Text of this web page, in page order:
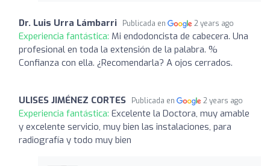
Dr. Luis Urra Lámbarri Publicada en 2 years ago
Experiencia fantástica: Mi endodoncista de cabecera. Una
profesional en toda la extensión de la palabra. %
Confianza con ella. ¿Recomendarla? A ojos cerrados.
ULISES JIMÉNEZ CORTES Publicada en 2 years ago
Experiencia fantástica: Excelente la Doctora, muy amable
y excelente servicio, muy bien las instalaciones, para
radiografía y todo muy bien